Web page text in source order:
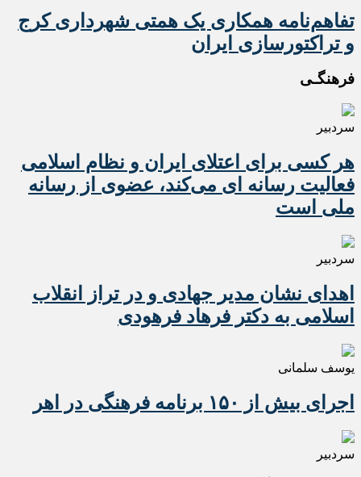
تفاهم‌نامه همکاری یک همتی شهرداری کرج
و تراکتورسازی ایران
فرهنگـی
سردبیر
هر کسی برای اعتلای ایران و نظام اسلامی
فعالیت رسانه ای می‌کند، عضوی از رسانه
ملی است
سردبیر
اهدای نشان مدیر جهادی و در تراز انقلاب
اسلامی به دکتر فرهاد فرهودی
یوسف سلمانی
اجرای بیش از ۱۵۰ برنامه فرهنگی در اهر
سردبیر